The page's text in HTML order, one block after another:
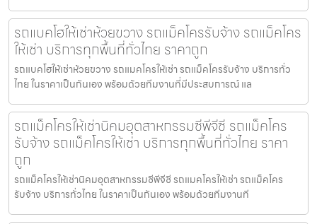
รถแบคโฮให้เช่าห้วยขวาง รถแม็คโครรับจ้าง รถแม็คโคร
ให้เช่า บริการทุกพื้นที่ทั่วไทย ราคาถูก
รถแบคโฮให้เช่าห้วยขวาง รถแมคโครให้เช่า รถแม็คโครรับจ้าง บริการทั่ว
ไทย ในราคาเป็นกันเอง พร้อมด้วยทีมงานที่มีประสบการณ์ แล
รถแม็คโครให้เช่านิคมอุตสาหกรรมซีพีจีซี รถแม็คโคร
รับจ้าง รถแม็คโครให้เช่า บริการทุกพื้นที่ทั่วไทย ราคา
ถูก
รถแม็คโครให้เช่านิคมอุตสาหกรรมซีพีจีซี รถแมคโครให้เช่า รถแม็คโคร
รับจ้าง บริการทั่วไทย ในราคาเป็นกันเอง พร้อมด้วยทีมงานที